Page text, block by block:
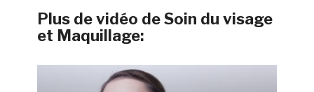
Plus de vidéo de Soin du visage
et Maquillage: